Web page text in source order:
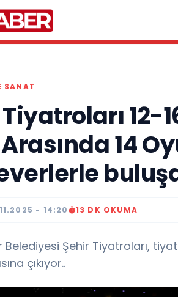
SANAT
12-
14
- 14:20 13 DK OKUMA
Belediyesi Şehir Tiyatroları,
çıkıyor..